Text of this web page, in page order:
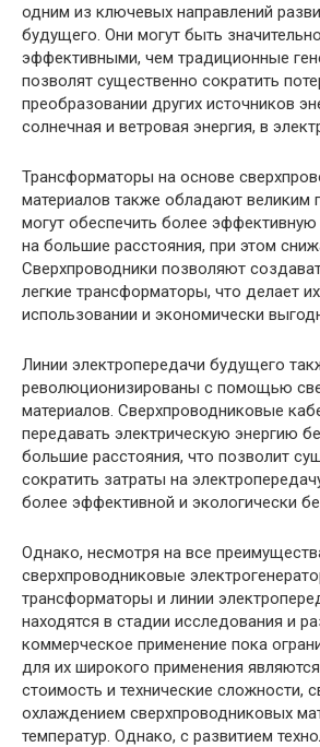
одним из ключевых направлений
будущего. Они могут быть
эффективными, чем традиционные
позволят существенно сократить
преобразовании других источников
солнечная и ветровая энергия, в
Трансформаторы на основе
материалов также обладают великим
могут обеспечить более эффективную
на большие расстояния, при этом
Сверхпроводники позволяют
легкие трансформаторы, что делает
использовании и экономически
Линии электропередачи будущего
революционизированы с помощью
материалов. Сверхпроводниковые
передавать электрическую энергию
большие расстояния, что позволит
сократить затраты на
более эффективной и экологически
Однако, несмотря на все
сверхпроводниковые
трансформаторы и линии
находятся в стадии исследования и
коммерческое применение пока
для их широкого применения
стоимость и технические сложности,
охлаждением сверхпроводниковых
температур. Однако, с развитием